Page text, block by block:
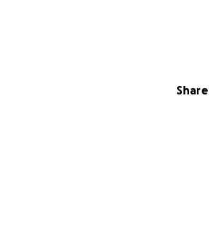
noi ca in asemenea cazuri statul
oricand.
Share